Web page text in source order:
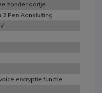
zonder oortje
2 Pen Aansluiting
encryptie functie